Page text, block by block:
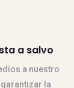
a salvo
a nuestro
la